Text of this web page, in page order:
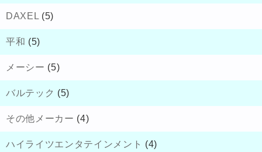
DAXEL (5)
平和 (5)
メーシー (5)
バルテック (5)
その他メーカー (4)
ハイライツエンタテインメント (4)